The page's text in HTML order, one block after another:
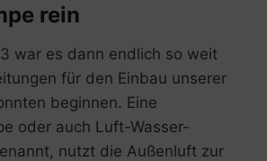
rein
war es dann endlich so weit
für den Einbau unserer
beginnen. Eine
oder auch Luft-Wasser-
nutzt die Außenluft zur